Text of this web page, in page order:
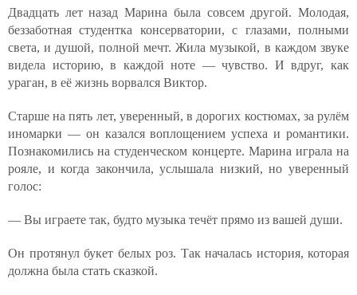
Двадцать лет назад Марина была совсем другой. Молодая,
беззаботная студентка консерватории, с глазами, полными
света, и душой, полной мечт. Жила музыкой, в каждом звуке
видела историю, в каждой ноте — чувство. И вдруг, как
ураган, в её жизнь ворвался Виктор.
Старше на пять лет, уверенный, в дорогих костюмах, за рулём
иномарки — он казался воплощением успеха и романтики.
Познакомились на студенческом концерте. Марина играла на
рояле, и когда закончила, услышала низкий, но уверенный
голос:
— Вы играете так, будто музыка течёт прямо из вашей души.
Он протянул букет белых роз. Так началась история, которая
должна была стать сказкой.